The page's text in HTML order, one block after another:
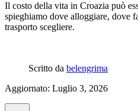
Il costo della vita in Croazia può
spieghiamo dove alloggiare, dove
trasporto scegliere.
Scritto da belengrima
Aggiornato: Luglio 3, 2026